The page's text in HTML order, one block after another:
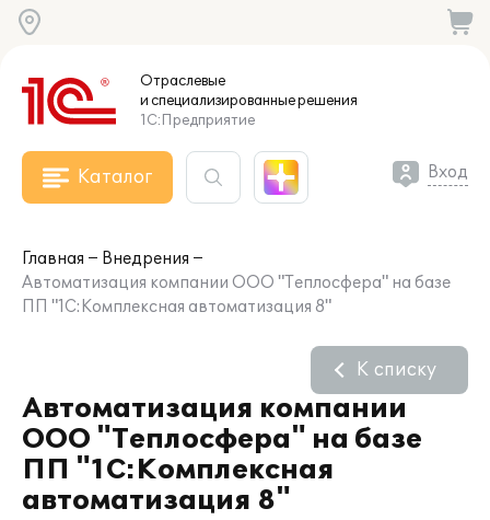
Отраслевые
и специализированныерешения
1С:Предприятие
Каталог Вход
Главная
Внедрения
Автоматизация компании ООО "Теплосфера" на базе
ПП "1С:Комплексная автоматизация 8"
Автоматизация компании
ООО "Теплосфера" на базе
ПП "1С:Комплексная
автоматизация 8"
К списку